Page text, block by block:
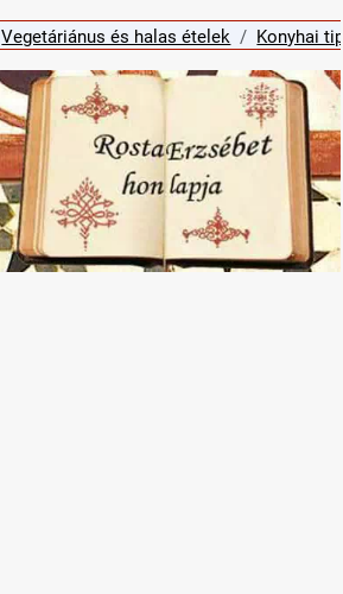
Vegetáriánus és halas ételek Konyhai